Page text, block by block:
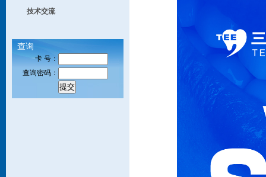
技术交流
查询
卡 号：
查询密码：